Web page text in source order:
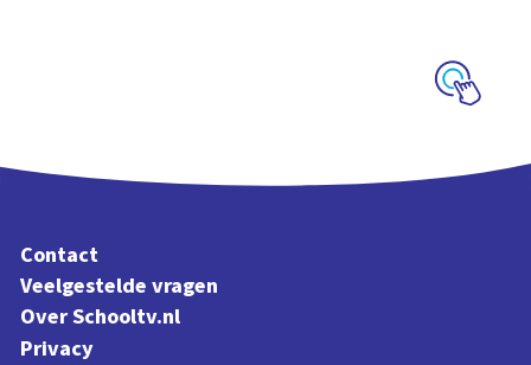
Contact
Veelgestelde vragen
Over Schooltv.nl
Privacy